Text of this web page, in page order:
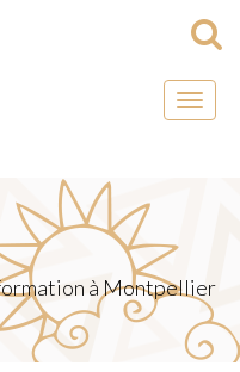
Toggle
à Montpellier